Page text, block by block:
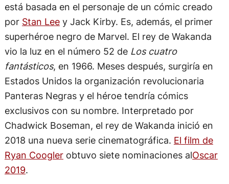
está basada en el personaje de un cómic creado
por Stan Leey Jack Kirby. Es, además, el primer
superhéroe negro de Marvel. El rey de Wakanda
vio la luz en el número 52 de Los cuatro
fantásticos, en 1966. Meses después, surgiría en
Estados Unidos la organización revolucionaria
Panteras Negras y el héroe tendría cómics
exclusivos con su nombre. Interpretado por
Chadwick Boseman, el rey de Wakanda inició en
2018 una nueva serie cinematográfica. El film de
Ryan Cooglerobtuvo siete nominaciones alOscar
2019.